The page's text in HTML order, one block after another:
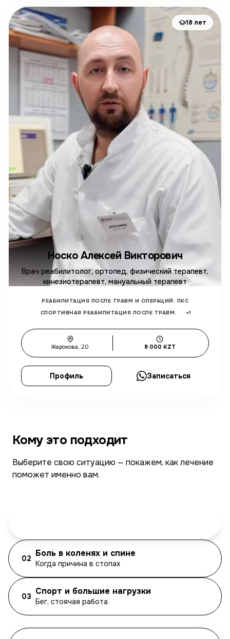
18 лет
Носко Алексей Викторович
Врач реабилитолог, ортопед, физический терапевт,
кинезиотерапевт, мануальный терапевт
РЕАБИЛИТАЦИЯ ПОСЛЕ ТРАВМ И ОПЕРАЦИЙ: ПКС
СПОРТИВНАЯ РЕАБИЛИТАЦИЯ ПОСЛЕ ТРАВМ.
+1
Жарокова, 20 8 000 KZT
Профиль Записаться
Кому это подходит
Выберите свою ситуацию — покажем, как лечение
поможет именно вам.
02 Боль в коленях и спине
Когда причина в стопах
03 Спорт и большие нагрузки
Бег, стоячая работа